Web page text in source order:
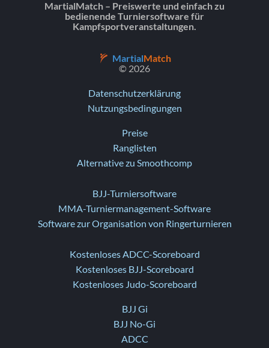
MartialMatch – Preiswerte und einfach zu
bedienende Turniersoftware für
Kampfsportveranstaltungen.
MartialMatch
© 2026
Datenschutzerklärung
Nutzungsbedingungen
Preise
Ranglisten
Alternative zu Smoothcomp
BJJ-Turniersoftware
MMA-Turniermanagement-Software
Software zur Organisation von Ringerturnieren
Kostenloses ADCC-Scoreboard
Kostenloses BJJ-Scoreboard
Kostenloses Judo-Scoreboard
BJJ Gi
BJJ No-Gi
ADCC